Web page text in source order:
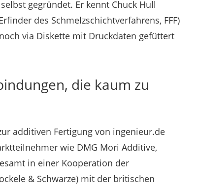
gegründet. Er kennt Chuck Hull
des Schmelzschichtverfahrens, FFF)
via Diskette mit Druckdaten gefüttert
die kaum zu
additiven Fertigung von ingenieur.de
wie DMG Mori Additive,
in einer Kooperation der
& Schwarze) mit der britischen